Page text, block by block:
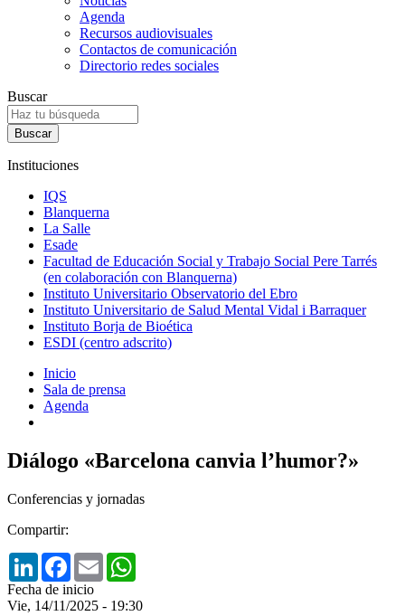
Agenda
Recursos audiovisuales
Contactos de comunicación
Directorio redes sociales
Buscar
Instituciones
IQS
Blanquerna
La Salle
Esade
Facultad de Educación Social y Trabajo Social Pere Tarrés
(en colaboración con Blanquerna)
Instituto Universitario Observatorio del Ebro
Instituto Universitario de Salud Mental Vidal i Barraquer
Instituto Borja de Bioética
ESDI (centro adscrito)
Inicio
Sala de prensa
Agenda
Diálogo «Barcelona canvia l’humor?»
Conferencias y jornadas
Compartir:
LinkedInFacebook
Email
Fecha de inicio
Vie, 14/11/2025 - 19:30